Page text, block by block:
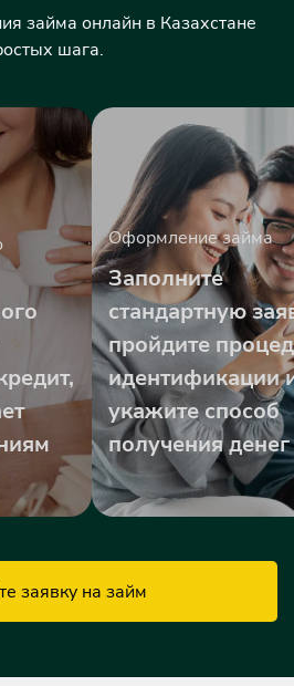
займа онлайн в Казахстане
шага.
Оформление займа
Заполните
стандартную
пройдите
идентификации
укажите способ
получения денег
заявку на займ